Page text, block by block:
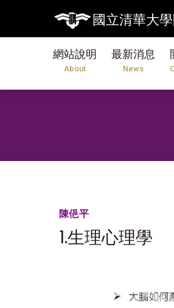
國立清華大
網站說明
About
最新消息
News
陳俋平
1.生理心理學